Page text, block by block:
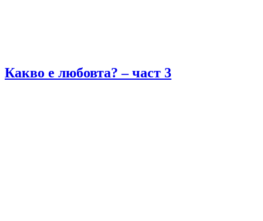
Какво е любовта? – част 3